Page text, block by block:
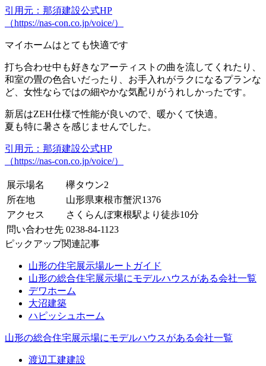
引用元：那須建設公式HP
（https://nas-con.co.jp/voice/）
マイホームはとても快適です
打ち合わせ中も好きなアーティストの曲を流してくれたり、
和室の畳の色合いだったり、お手入れがラクになるプランな
ど、女性ならではの細やかな気配りがうれしかったです。
新居はZEH仕様で性能が良いので、暖かくて快適。
夏も特に暑さを感じませんでした。
引用元：那須建設公式HP
（https://nas-con.co.jp/voice/）
展示場名
欅タウン2
所在地
山形県東根市蟹沢1376
アクセス
さくらんぼ東根駅より徒歩10分
問い合わせ先 0238-84-1123
ピックアップ関連記事
山形の住宅展示場ルートガイド
山形の総合住宅展示場にモデルハウスがある会社一覧
デワホーム
大沼建築
ハピッシュホーム
山形の総合住宅展示場にモデルハウスがある会社一覧
渡辺工建建設